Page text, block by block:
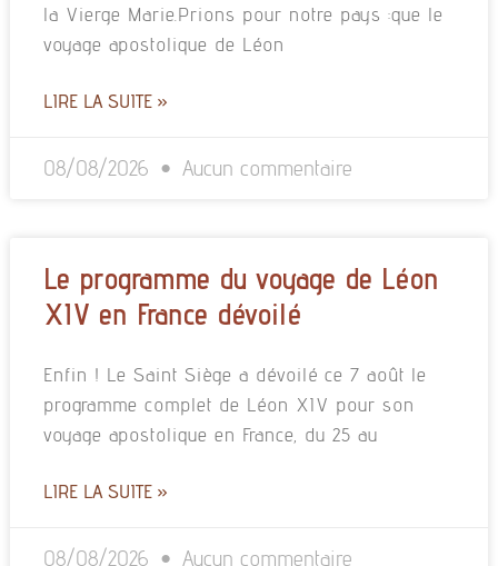
la Vierge Marie.Prions pour notre pays :que le
voyage apostolique de Léon
LIRE LA SUITE »
08/08/2026 Aucun commentaire
Le programme du voyage de Léon
XIV en France dévoilé
Enfin ! Le Saint Siège a dévoilé ce 7 août le
programme complet de Léon XIV pour son
voyage apostolique en France, du 25 au
LIRE LA SUITE »
08/08/2026 Aucun commentaire